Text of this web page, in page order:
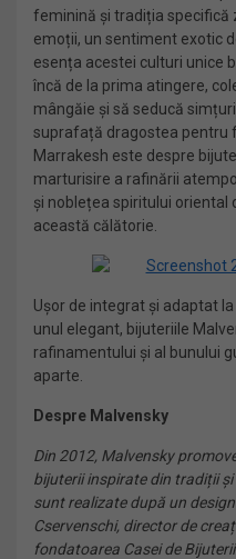
feminină și tradiția specifică
emoții, un sentiment exotic
esența acestei culturi unice
încă de la prima atingere,
mângăie și să seducă
suprafață dragostea pentru
Marrakesh este despre
marturisire a rafinării
și noblețea spiritului oriental
această călătorie.
Ușor de integrat și adaptat
unul elegant, bijuteriile
rafinamentului și al bunului
aparte.
Despre Malvensky
Din 2012, Malvensky
bijuterii inspirate din tradiții
sunt realizate după un
Cservenschi, director de
fondatoarea Casei de